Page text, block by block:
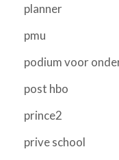
planner
pmu
podium voor
post hbo
prince2
prive school